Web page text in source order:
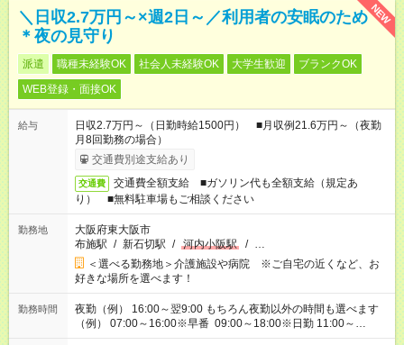
NEW
＼日収2.7万円～×週2日～／利用者の安眠のため
＊夜の見守り
派遣 職種未経験OK 社会人未経験OK 大学生歓迎
ブランクOK
WEB登録・面接OK
給与
日収2.7万円～（日勤時給1500円） ■月収例21.6万円～（夜勤
月8回勤務の場合）
交通費別途支給あり
交通費
交通費全額支給 ■ガソリン代も全額支給（規定あ
り） ■無料駐車場もご相談ください
勤務地
大阪府東大阪市
布施駅 / 新石切駅 / 河内小阪駅 / …
＜選べる勤務地＞介護施設や病院 ※ご自宅の近くなど、お
好きな場所を選べます！
勤務時間
夜勤（例） 16:00～翌9:00 もちろん夜勤以外の時間も選べます
（例） 07:00～16:00※早番 09:00～18:00※日勤 11:00～
20:00※遅番 ※時間は、固定・選べる施設もあるので、ご希望が